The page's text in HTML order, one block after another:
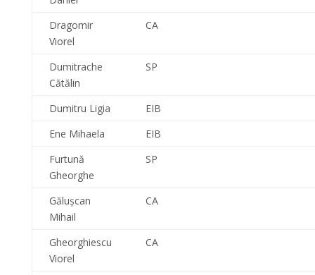
Dragomir
Viorel
CA
Dumitrache
Cătălin
SP
Dumitru Ligia
EIB
Ene Mihaela
EIB
Furtună
Gheorghe
SP
Găluşcan
Mihail
CA
Gheorghiescu
Viorel
CA